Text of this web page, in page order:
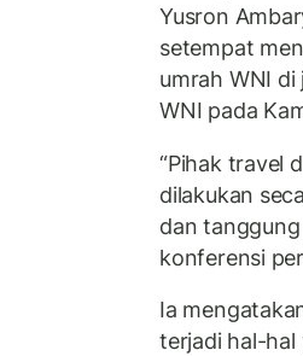
Yusron
setempat
umrah WNI
WNI pada
“Pihak travel
dilakukan
dan
konferensi
Ia
terjadi hal-hal